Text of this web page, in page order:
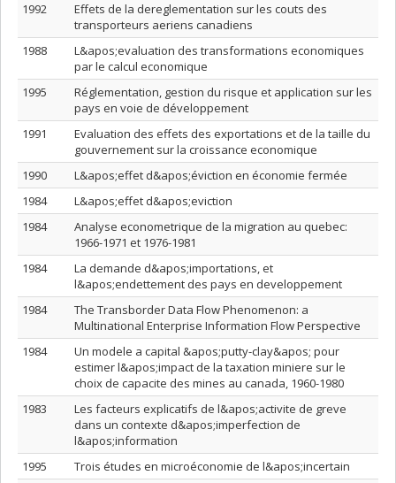
1992
Effets de la dereglementation sur les couts des
transporteurs aeriens canadiens
1988
L&apos;evaluation des transformations economiques
par le calcul economique
1995
Réglementation, gestion du risque et application sur les
pays en voie de développement
1991
Evaluation des effets des exportations et de la taille du
gouvernement sur la croissance economique
1990
L&apos;effet d&apos;éviction en économie fermée
1984
L&apos;effet d&apos;eviction
1984
Analyse econometrique de la migration au quebec:
1966-1971 et 1976-1981
1984
La demande d&apos;importations, et
l&apos;endettement des pays en developpement
1984
The Transborder Data Flow Phenomenon: a
Multinational Enterprise Information Flow Perspective
1984
Un modele a capital &apos;putty-clay&apos; pour
estimer l&apos;impact de la taxation miniere sur le
choix de capacite des mines au canada, 1960-1980
1983
Les facteurs explicatifs de l&apos;activite de greve
dans un contexte d&apos;imperfection de
l&apos;information
1995
Trois études en microéconomie de l&apos;incertain